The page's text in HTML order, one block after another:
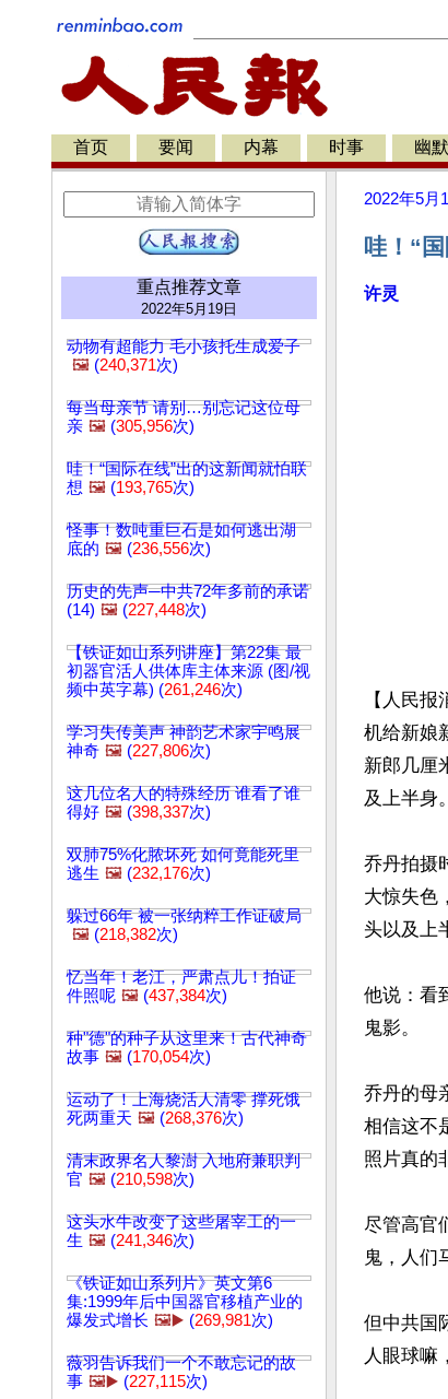
首页 要闻 内幕 时事 幽默
重点推荐文章
2022年5月19日
动物有超能力 毛小孩托生成爱子
🖼️ (240,371次)
每当母亲节 请别…别忘记这位母
亲 🖼️ (305,956次)
哇！“国际在线”出的这新闻就怕联
想 🖼️ (193,765次)
怪事！数吨重巨石是如何逃出湖
底的 🖼️ (236,556次)
历史的先声─中共72年多前的承诺
(14) 🖼️ (227,448次)
【铁证如山系列讲座】第22集 最
初器官活人供体库主体来源 (图/视
频中英字幕) (261,246次)
学习失传美声 神韵艺术家宇鸣展
神奇 🖼️ (227,806次)
这几位名人的特殊经历 谁看了谁
得好 🖼️ (398,337次)
双肺75%化脓坏死 如何竟能死里
逃生 🖼️ (232,176次)
躲过66年 被一张纳粹工作证破局
🖼️ (218,382次)
忆当年！老江，严肃点儿！拍证
件照呢 🖼️ (437,384次)
种"德"的种子从这里来！古代神奇
故事 🖼️ (170,054次)
运动了！上海烧活人清零 撑死饿
死两重天 🖼️ (268,376次)
清末政界名人黎澍 入地府兼职判
官 🖼️ (210,598次)
这头水牛改变了这些屠宰工的一
生 🖼️ (241,346次)
《铁证如山系列片》英文第6
集:1999年后中国器官移植产业的
爆发式增长 🖼️▶️ (269,981次)
薇羽告诉我们一个不敢忘记的故
事 🖼️▶️ (227,115次)
2022年5月
哇！“
许灵
【人民
机给新娘
新郎几厘
及上半身。
乔丹拍摄
大惊失色
头以及上
他说：看
鬼影。
乔丹的母
相信这不
照片真的
尽管高官
鬼，人
但中共国
人眼球嘛